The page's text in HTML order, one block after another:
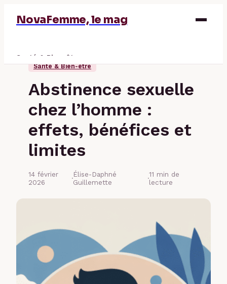
NovaFemme, le mag
Santé & Bien-être
Santé & Bien-être
Abstinence sexuelle
chez l’homme :
effets, bénéfices et
limites
14 février
2026
·Élise-Daphné
Guillemette
·11 min de
lecture